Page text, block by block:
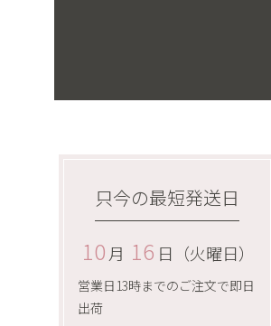
只今の最短発送日
10 月 16 日（火曜日）
営業日13時までのご注文で即日
出荷